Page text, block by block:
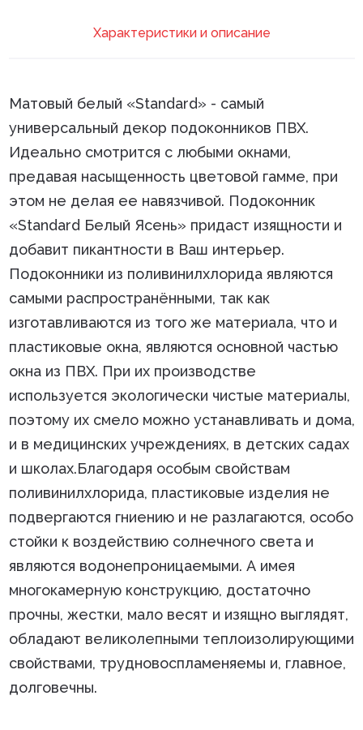
Xарактеристики и описание
Матовый белый «Standard» - самый
универсальный декор подоконников ПВХ.
Идеально смотрится с любыми окнами,
предавая насыщенность цветовой гамме, при
этом не делая ее навязчивой. Подоконник
«Standard Белый Ясень» придаст изящности и
добавит пикантности в Ваш интерьер.
Подоконники из поливинилхлорида являются
самыми распространёнными, так как
изготавливаются из того же материала, что и
пластиковые окна, являются основной частью
окна из ПВХ. При их производстве
используется экологически чистые материалы,
поэтому их смело можно устанавливать и дома,
и в медицинских учреждениях, в детских садах
и школах.Благодаря особым свойствам
поливинилхлорида, пластиковые изделия не
подвергаются гниению и не разлагаются, особо
стойки к воздействию солнечного света и
являются водонепроницаемыми. А имея
многокамерную конструкцию, достаточно
прочны, жестки, мало весят и изящно выглядят,
обладают великолепными теплоизолирующими
свойствами, трудновоспламеняемы и, главное,
долговечны.